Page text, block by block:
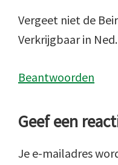
Vergeet niet de
Verkrijgbaar in Ned.
Beantwoorden
Geef een
Je e-mailadres